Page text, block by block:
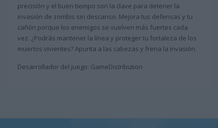
precisión y el buen tiempo son la clave para detener la
invasión de zombis sin descanso. Mejora tus defensas y tu
cañón porque los enemigos se vuelven más fuertes cada
vez. ¿Podrás mantener la línea y proteger tu fortaleza de los
muertos vivientes? Apunta a las cabezas y frena la invasión.
Desarrollador del juego: GameDistribution